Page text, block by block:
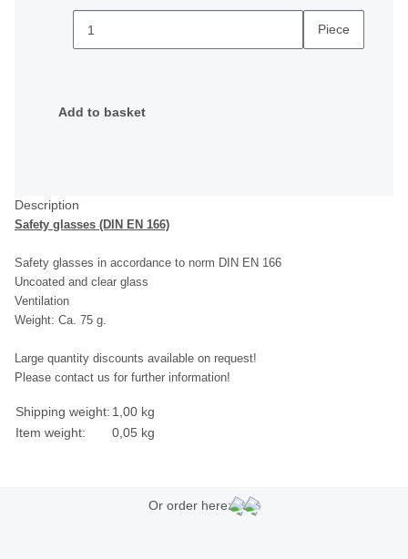
Piece
Add to basket
Description
Safety glasses (DIN EN 166)
Safety glasses in accordance to norm DIN EN 166
Uncoated and clear glass
Ventilation
Weight: Ca. 75 g.
Large quantity discounts available on request!
Please contact us for further information!
Shipping weight: 1,00 kg
Item weight:
0,05 kg
Or order here: